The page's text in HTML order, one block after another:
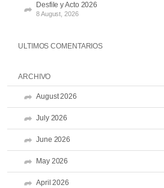
Desfile y Acto 2026
8 August, 2026
ULTIMOS COMENTARIOS
ARCHIVO
August 2026
July 2026
June 2026
May 2026
April 2026